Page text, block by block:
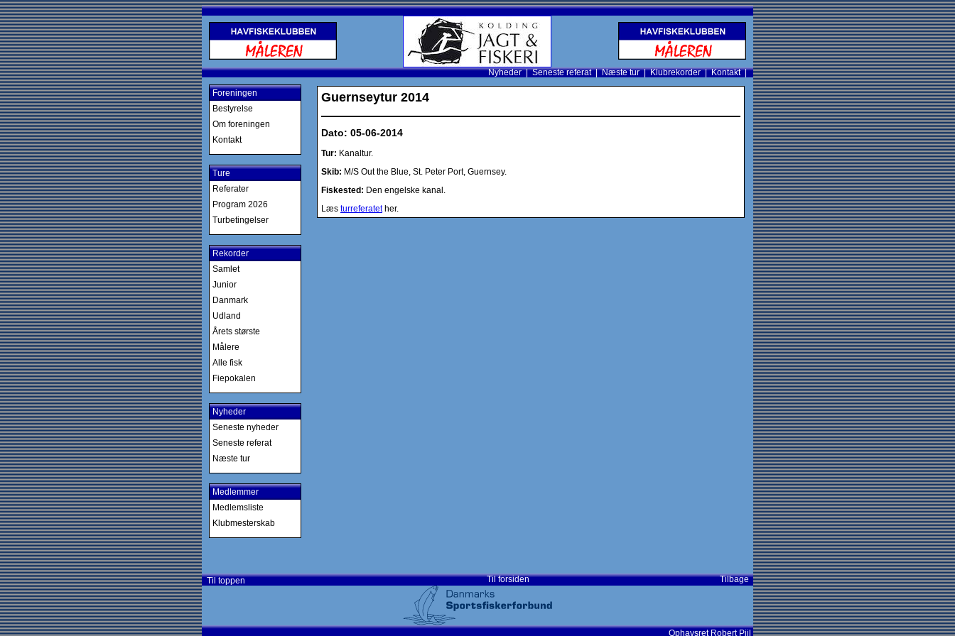
Nyheder|Seneste referat|Næste tur|Klubrekorder|Kontakt|
Foreningen
Bestyrelse
Om foreningen
Kontakt
Ture
Referater
Program 2026
Turbetingelser
Rekorder
Samlet
Junior
Danmark
Udland
Årets største
Målere
Alle fisk
Fiepokalen
Nyheder
Seneste nyheder
Seneste referat
Næste tur
Medlemmer
Medlemsliste
Klubmesterskab
Guernseytur 2014
Dato: 05-06-2014
Tur: Kanaltur.
Skib: M/S Out the Blue, St. Peter Port, Guernsey.
Fiskested: Den engelske kanal.
Læs turreferatether.
Til toppen Til forsiden Tilbage
Ophavsret Robert Piil